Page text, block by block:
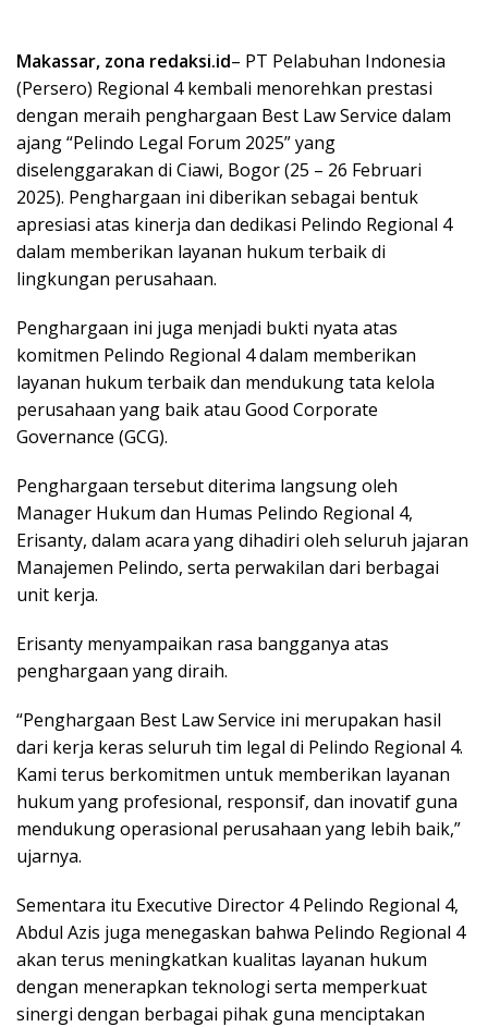
Makassar, zona redaksi.id– PT Pelabuhan Indonesia
(Persero) Regional 4 kembali menorehkan prestasi
dengan meraih penghargaan Best Law Service dalam
ajang “Pelindo Legal Forum 2025” yang
diselenggarakan di Ciawi, Bogor (25 – 26 Februari
2025). Penghargaan ini diberikan sebagai bentuk
apresiasi atas kinerja dan dedikasi Pelindo Regional 4
dalam memberikan layanan hukum terbaik di
lingkungan perusahaan.
Penghargaan ini juga menjadi bukti nyata atas
komitmen Pelindo Regional 4 dalam memberikan
layanan hukum terbaik dan mendukung tata kelola
perusahaan yang baik atau Good Corporate
Governance (GCG).
Penghargaan tersebut diterima langsung oleh
Manager Hukum dan Humas Pelindo Regional 4,
Erisanty, dalam acara yang dihadiri oleh seluruh jajaran
Manajemen Pelindo, serta perwakilan dari berbagai
unit kerja.
Erisanty menyampaikan rasa bangganya atas
penghargaan yang diraih.
“Penghargaan Best Law Service ini merupakan hasil
dari kerja keras seluruh tim legal di Pelindo Regional 4.
Kami terus berkomitmen untuk memberikan layanan
hukum yang profesional, responsif, dan inovatif guna
mendukung operasional perusahaan yang lebih baik,”
ujarnya.
Sementara itu Executive Director 4 Pelindo Regional 4,
Abdul Azis juga menegaskan bahwa Pelindo Regional 4
akan terus meningkatkan kualitas layanan hukum
dengan menerapkan teknologi serta memperkuat
sinergi dengan berbagai pihak guna menciptakan